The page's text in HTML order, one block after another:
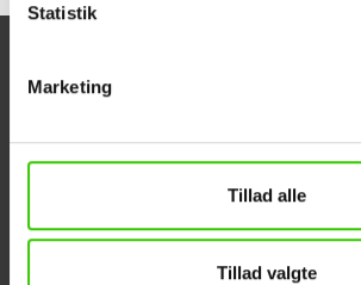
Statistik
Marketing
Tillad alle
Tillad valgte
Panelbyg ApS
Tlf. +45 88 32 17 70
Referencer
Kontakt
ESG-rapport